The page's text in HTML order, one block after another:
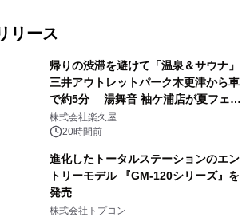
リース
帰りの渋滞を避けて「温泉＆サウナ」
三井アウトレットパーク木更津から車
で約5分 湯舞音 袖ケ浦店が夏フェア
メニューを提供
株式会社楽久屋
20時間前
進化したトータルステーションのエン
トリーモデル 『GM-120シリーズ』を
発売
株式会社トプコン